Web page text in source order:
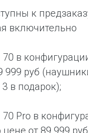
к
включительно
70 в
999 руб
в подарок);
70 Pro в
цене от 89 999